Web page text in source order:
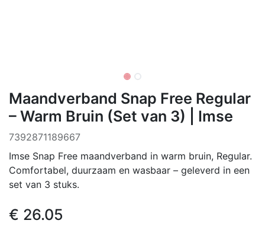
Maandverband Snap Free Regular
– Warm Bruin (Set van 3) | Imse
7392871189667
Imse Snap Free maandverband in warm bruin, Regular.
Comfortabel, duurzaam en wasbaar – geleverd in een
set van 3 stuks.
€ 26.05